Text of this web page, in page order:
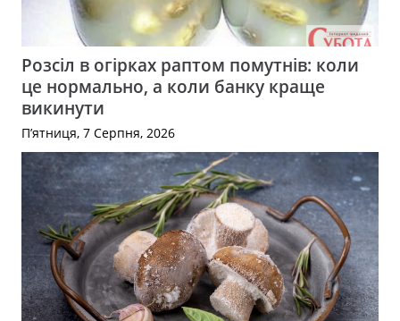
Розсіл в огірках раптом помутнів: коли
це нормально, а коли банку краще
викинути
П’ятниця, 7 Серпня, 2026